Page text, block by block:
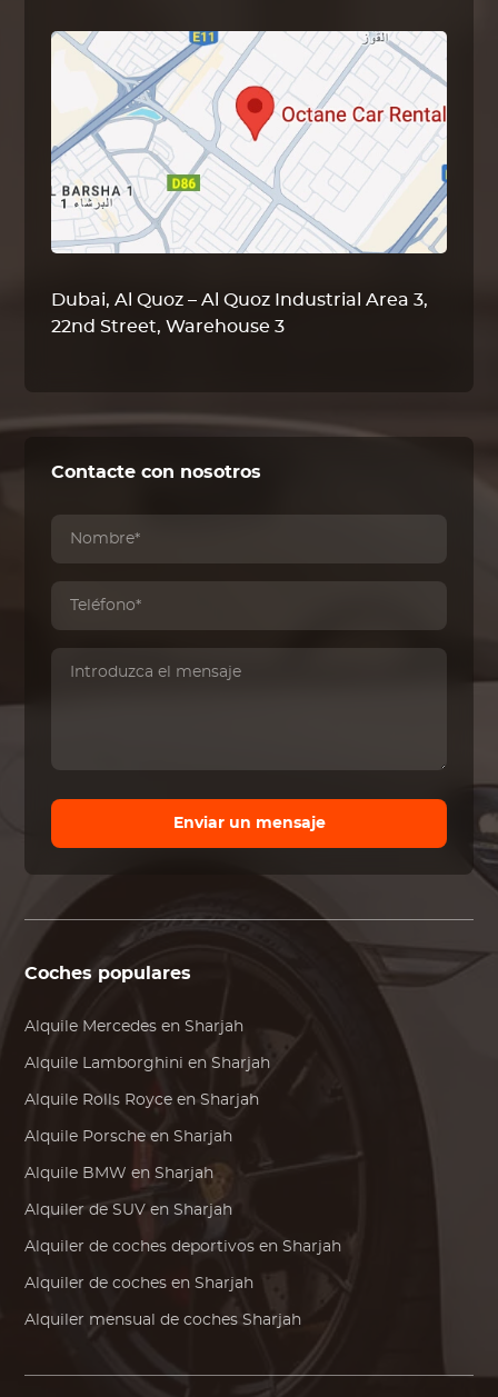
Dubai, Al Quoz – Al Quoz Industrial Area 3,
22nd Street, Warehouse 3
Contacte con nosotros
Enviar un mensaje
Coches populares
Alquile Mercedes en Sharjah
Alquile Lamborghini en Sharjah
Alquile Rolls Royce en Sharjah
Alquile Porsche en Sharjah
Alquile BMW en Sharjah
Alquiler de SUV en Sharjah
Alquiler de coches deportivos en Sharjah
Alquiler de coches en Sharjah
Alquiler mensual de coches Sharjah